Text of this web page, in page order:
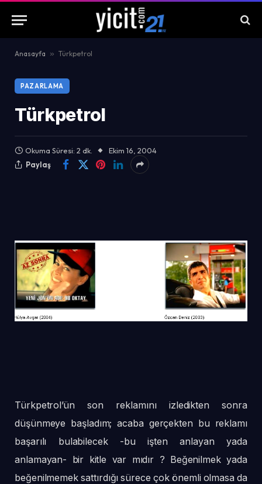
Anasayfa » Türkpetrol
PAZARLAMA
Türkpetrol
Okuma Süresi: 2 dk.
Ekim 16, 2004
Paylaş
Türkpetrol’ün son reklamını izledikten sonra
düşünmeye başladım; acaba gerçekten bu reklamı
başarılı bulabilecek -bu işten anlayan yada
anlamayan- bir kitle var mıdır ? Beğenilmek yada
beğenilmemek sattırdığı sürece çok önemli olmasa da